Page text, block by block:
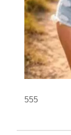
555